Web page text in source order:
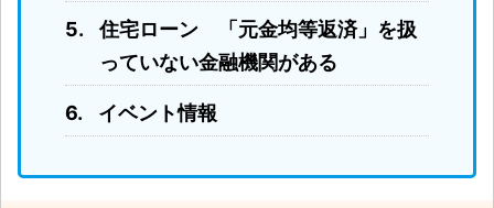
住宅ローン 「元金均等返済」を扱
っていない金融機関がある
イベント情報